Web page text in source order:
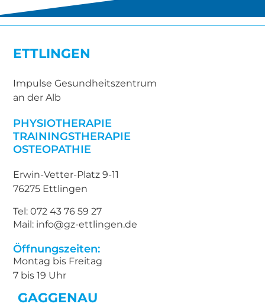
ETTLINGEN
Impulse Gesundheitszentrum
an der Alb
PHYSIOTHERAPIE
TRAININGSTHERAPIE
OSTEOPATHIE
Erwin-Vetter-Platz 9-11
76275 Ettlingen
Tel: 072 43 76 59 27
Mail: info@gz-ettlingen.de
Öffnungszeiten:
Montag bis Freitag
7 bis 19 Uhr
GAGGENAU